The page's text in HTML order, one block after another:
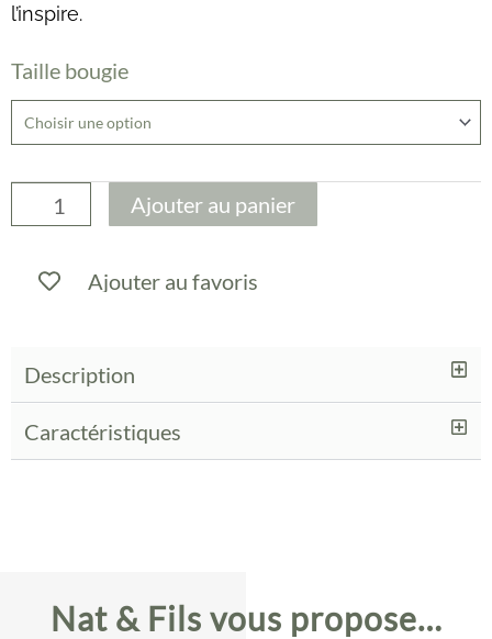
l’inspire.
Taille bougie
quantité
de
Bougie
Seasons
White
Baobab
Ajouter au panier
Ajouter au favoris
Description
Caractéristiques
Nat & Fils vous propose…